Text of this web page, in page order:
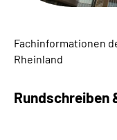
Inhalte in
Leichte Sprache
Fachinformationen
Rheinland
Rundschreiben